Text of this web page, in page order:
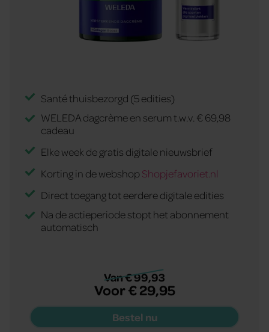
Santé thuisbezorgd (5 edities)
WELEDA dagcrème en serum t.w.v. € 69,98
cadeau
Elke week de gratis digitale nieuwsbrief
Korting in de webshopShopjefavoriet.nl
Direct toegang tot eerdere digitale edities
Na de actieperiode stopt het abonnement
automatisch
Van € 99,93
Voor € 29,95
Bestel nu